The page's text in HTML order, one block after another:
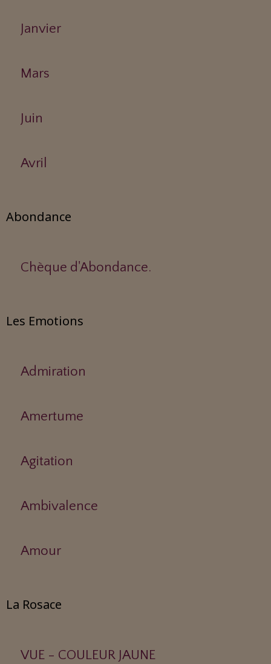
Janvier
Mars
Juin
Avril
Abondance
Chèque d'Abondance.
Les Emotions
Admiration
Amertume
Agitation
Ambivalence
Amour
La Rosace
VUE - COULEUR JAUNE